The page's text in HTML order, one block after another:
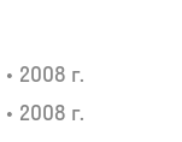
• 2008 г.
• 2008 г.